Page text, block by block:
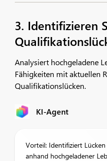
3. Identifizieren
Analysiert hochgeladene
Fähigkeiten mit aktuellen
Qualifikationslücken.
KI-Agent
Vorteil: Identifiziert
anhand hochgeladener